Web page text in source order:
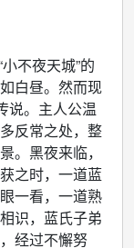
不夜天城”的
白昼。然而现
说。主人公温
反常之处，整
。黑夜来临，
之时，一道蓝
一看，一道熟
识，蓝氏子弟
经过不懈努